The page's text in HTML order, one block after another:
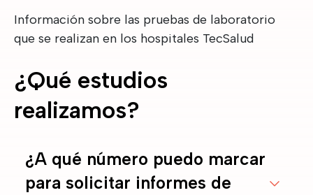
Información sobre las pruebas de laboratorio
que se realizan en los hospitales TecSalud
¿Qué estudios
realizamos?
¿A qué número puedo marcar
para solicitar informes de